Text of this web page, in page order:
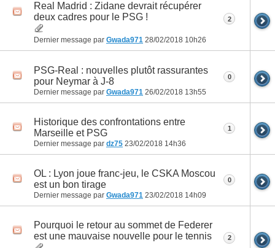
Real Madrid : Zidane devrait récupérer
deux cadres pour le PSG !
Dernier message par Gwada971 28/02/2018 10h26
2
PSG-Real : nouvelles plutôt rassurantes
pour Neymar à J-8
Dernier message par Gwada971 26/02/2018 13h55
0
Historique des confrontations entre
Marseille et PSG
Dernier message par dz75 23/02/2018 14h36
1
OL : Lyon joue franc-jeu, le CSKA Moscou
est un bon tirage
Dernier message par Gwada971 23/02/2018 14h09
0
Pourquoi le retour au sommet de Federer
est une mauvaise nouvelle pour le tennis
2